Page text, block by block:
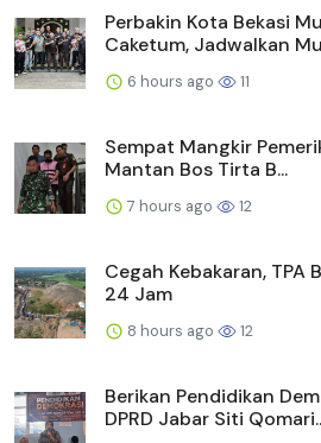
Perbakin Kota Bekasi
Caketum, Jadwalkan
6 hours ago 11
Sempat Mangkir
Mantan Bos Tirta B...
7 hours ago 12
Cegah Kebakaran, TPA
24 Jam
8 hours ago 12
Berikan Pendidikan
DPRD Jabar Siti